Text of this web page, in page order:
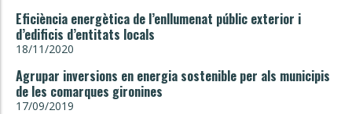
Eficiència energètica de l’enllumenat públic exterior i
d’edificis d’entitats locals
18/11/2020
Agrupar inversions en energia sostenible per als municipis
de les comarques gironines
17/09/2019